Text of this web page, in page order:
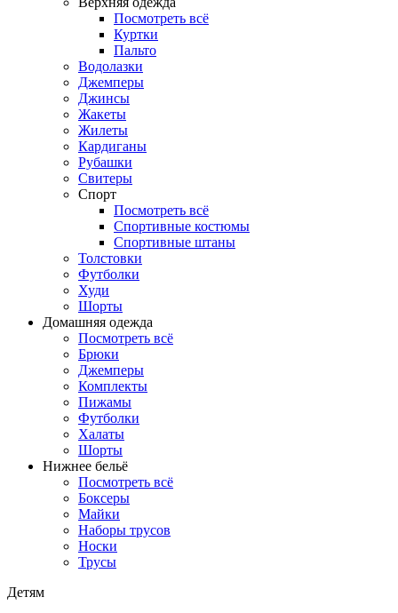
Посмотреть всё
Куртки
Пальто
Водолазки
Джемперы
Джинсы
Жакеты
Жилеты
Кардиганы
Рубашки
Свитеры
Спорт
Посмотреть всё
Спортивные костюмы
Спортивные штаны
Толстовки
Футболки
Худи
Шорты
Домашняя одежда
Посмотреть всё
Брюки
Джемперы
Комплекты
Пижамы
Футболки
Халаты
Шорты
Нижнее бельё
Посмотреть всё
Боксеры
Майки
Наборы трусов
Носки
Трусы
Детям